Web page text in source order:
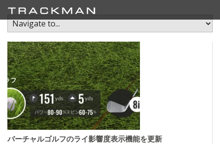
バーチャルゴルフのライ影響度表示機能を更新